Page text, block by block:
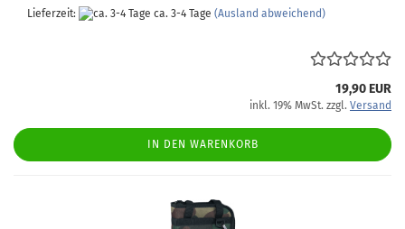
Lieferzeit: ca. 3-4 Tage (Ausland abweichend)
19,90 EUR
inkl. 19% MwSt. zzgl. Versand
IN DEN WARENKORB